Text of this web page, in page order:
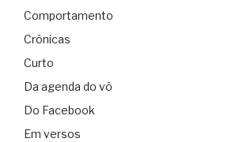
Comportamento
Crônicas
Curto
Da agenda do vô
Do Facebook
Em versos